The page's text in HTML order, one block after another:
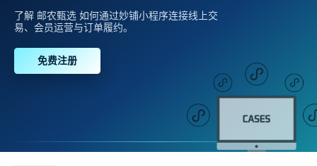
了解 邮农甄选 如何通过妙铺小程序连接线上交
易、会员运营与订单履约。
免费注册